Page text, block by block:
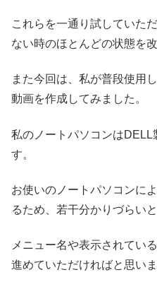
これらを一通り試していた
ない時のほとんどの状態を
また今回は、私が普段使用
動画を作成してみました。
私のノートパソコンは
す。
お使いのノートパソコンに
るため、若干分かりづらい
メニュー名や表示されてい
進めていただければと思いま